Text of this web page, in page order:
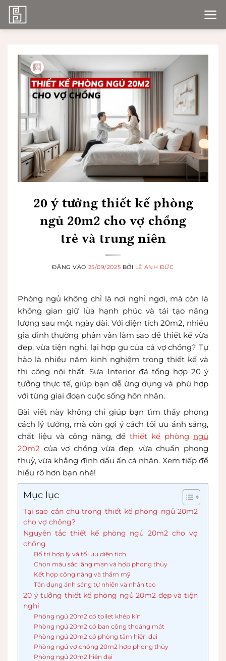
Bỏ
qua
nội
20 ý tưởng thiết kế phòng
ngủ 20m2 cho vợ chồng
trẻ và trung niên
ĐĂNG VÀO 25/09/2025 BỞI LÊ ANH ĐỨC
Phòng ngủ không chỉ là nơi nghỉ ngơi, mà còn là
không gian giữ lửa hạnh phúc và tái tạo năng
lượng sau một ngày dài. Với diện tích 20m2, nhiều
gia đình thường phân vân làm sao để thiết kế vừa
đẹp, vừa tiện nghi, lại hợp gu của cả vợ chồng? Tự
hào là nhiều năm kinh nghiệm trong thiết kế và
thi công nội thất, Sưa Interior đã tổng hợp 20 ý
tưởng thực tế, giúp bạn dễ ứng dụng và phù hợp
với từng giai đoạn cuộc sống hôn nhân.
Bài viết này không chỉ giúp bạn tìm thấy phong
cách lý tưởng, mà còn gợi ý cách tối ưu ánh sáng,
chất liệu và công năng, đểthiết kế phòng ngủ
20m2 của vợ chồng vừa đẹp, vừa chuẩn phong
thuỷ, vừa khẳng định dấu ấn cá nhân. Xem tiếp để
hiểu rõ hơn bạn nhé!
Mục lục
Tại sao cần chú trọng thiết kế phòng ngủ 20m2
cho vợ chồng?
Nguyên tắc thiết kế phòng ngủ 20m2 cho vợ
chồng
Bố trí hợp lý và tối ưu diện tích
Chọn màu sắc lãng mạn và hợp phong thủy
Kết hợp công năng và thẩm mỹ
Tận dụng ánh sáng tự nhiên và nhân tạo
20 ý tưởng thiết kế phòng ngủ 20m2 đẹp và tiện
nghi
Phòng ngủ 20m2 có toilet khép kín
Phòng ngủ 20m2 có ban công thoáng mát
Phòng ngủ 20m2 có phòng tắm hiện đại
Phòng ngủ vợ chồng 20m2 hợp phong thủy
Phòng ngủ 20m2 hiện đại